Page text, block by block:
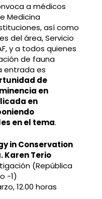
a médicos
Medicina
así como
del área, Servicio
y a todos quienes
de fauna
entrada es
de
en
en
en el tema.
in Conservation
Karen Terio
(República
-1)
12.00 horas